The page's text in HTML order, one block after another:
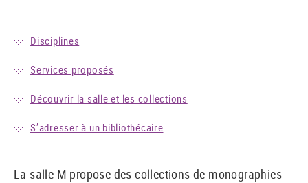
Disciplines
Services proposés
Découvrir la salle et les collections
S’adresser à un bibliothécaire
La salle M propose des collections de monographies